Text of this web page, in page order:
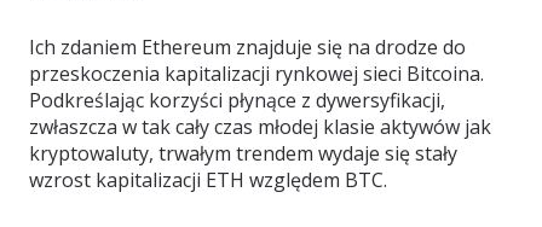
Ich zdaniem Ethereum znajduje się na drodze do
przeskoczenia kapitalizacji rynkowej sieci Bitcoina.
Podkreślając korzyści płynące z dywersyfikacji,
zwłaszcza w tak cały czas młodej klasie aktywów jak
kryptowaluty, trwałym trendem wydaje się stały
wzrost kapitalizacji ETH względem BTC.